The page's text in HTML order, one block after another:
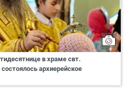
в храме свт.
архиерейское